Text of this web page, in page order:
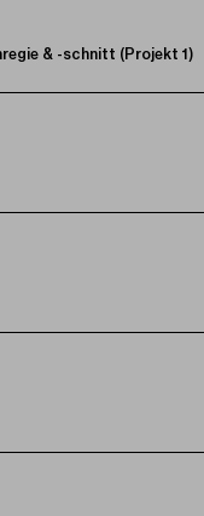
& -schnitt (Projekt 1)